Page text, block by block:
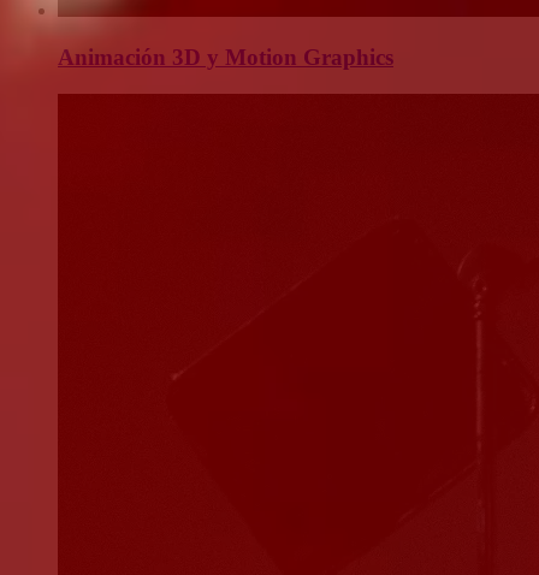
Animación 3D y Motion Graphics